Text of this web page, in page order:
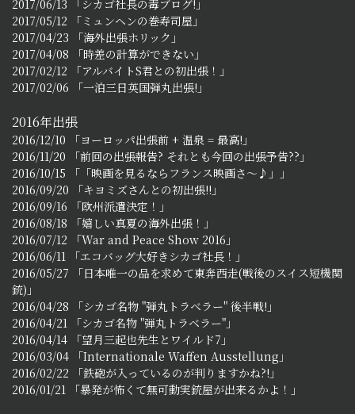
2017/06/13 「シカゴ社長の毒ブログ!」
2017/05/12 「ミュンヘンの巻寿司屋」
2017/04/23 「海外出張ホリック」
2017/04/08 「時差の計算ができない」
2017/02/12 「アルバイトS君との初出張！」
2017/02/06 「一泊三日英国弾丸出張!」
2016年出張
2016/12/10 「ヨーロッパ出張前 + 温泉 = 最高!」
2016/11/20 「前回の出張報告? それとも今回の出張予告??」
2016/10/15 「「映画を見るならフランス映画さ～♪」」
2016/09/20 「キヨミズさんとの初出張!!」
2016/09/16 「欧州派遣決定！」
2016/08/18 「嬉しい真夏の海外出張！」
2016/07/12 「War and Peace Show 2016」
2016/06/11 「エコバッグ大好きシカゴ社長！」
2016/05/27 「日本唯一の品を求めて東奔西走(戦後のスイス短機関
銃)」
2016/04/28 「シカゴ名物 "弾丸トラベラー" 後半戦!」
2016/04/21 「シカゴ名物 "弾丸トラベラー"」
2016/04/14 「望月三起也先生とワイルド7」
2016/03/04 「Internationale Waffen Ausstellung」
2016/02/22 「鉄砲が入っているのが判りますかね?!」
2016/01/21 「暴発が怖くて無可動実銃屋が出来るかよ！」